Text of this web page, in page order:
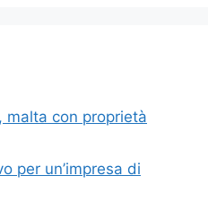
malta con proprietà
per un’impresa di